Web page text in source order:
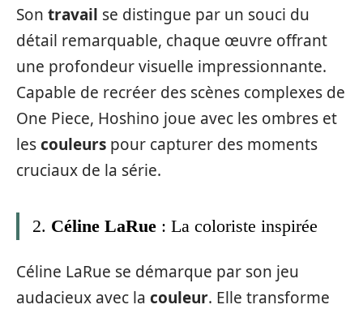
Son travail se distingue par un souci du
détail remarquable, chaque œuvre offrant
une profondeur visuelle impressionnante.
Capable de recréer des scènes complexes de
One Piece, Hoshino joue avec les ombres et
lescouleurs pour capturer des moments
cruciaux de la série.
2. Céline LaRue : La coloriste inspirée
Céline LaRue se démarque par son jeu
audacieux avec la couleur. Elle transforme